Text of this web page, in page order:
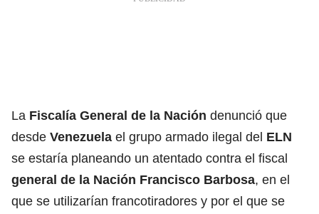
La Fiscalía General de la Nación denunció que
desde Venezuela el grupo armado ilegal del ELN
se estaría planeando un atentado contra el fiscal
general de la Nación Francisco Barbosa, en el
que se utilizarían francotiradores y por el que se